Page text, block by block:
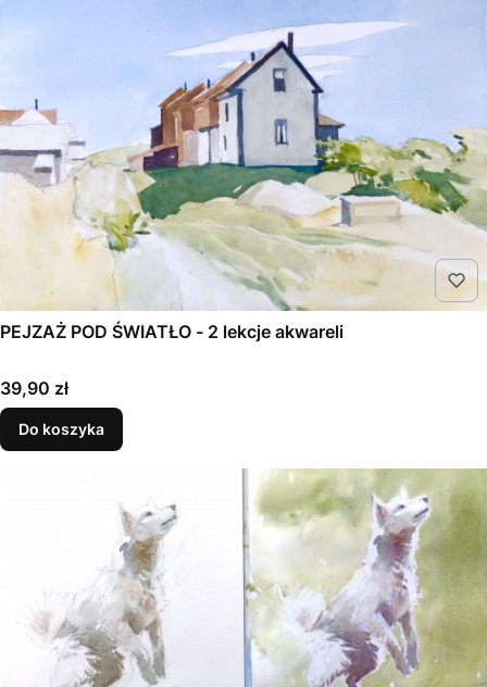
PEJZAŻ POD ŚWIATŁO - 2 lekcje akwareli
Cena
39,90 zł
Do koszyka